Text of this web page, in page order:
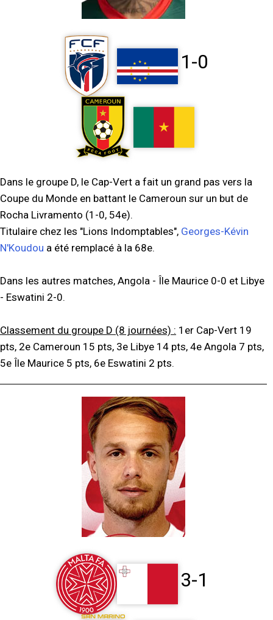
1-0
Dans le groupe D, le Cap-Vert a fait un grand pas vers la
Coupe du Monde en battant le Cameroun sur un but de
Rocha Livramento (1-0, 54e).
Titulaire chez les "Lions Indomptables", Georges-Kévin
N'Koudou a été remplacé à la 68e.
Dans les autres matches, Angola - Île Maurice 0-0 et Libye
- Eswatini 2-0.
Classement du groupe D (8 journées) : 1er Cap-Vert 19
pts, 2e Cameroun 15 pts, 3e Libye 14 pts, 4e Angola 7 pts,
5e Île Maurice 5 pts, 6e Eswatini 2 pts.
3-1